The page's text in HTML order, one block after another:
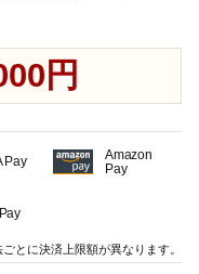
円
Pay
Amazon
Pay
とに決済上限額が異なります。